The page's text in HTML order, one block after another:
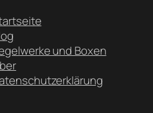
und Boxen